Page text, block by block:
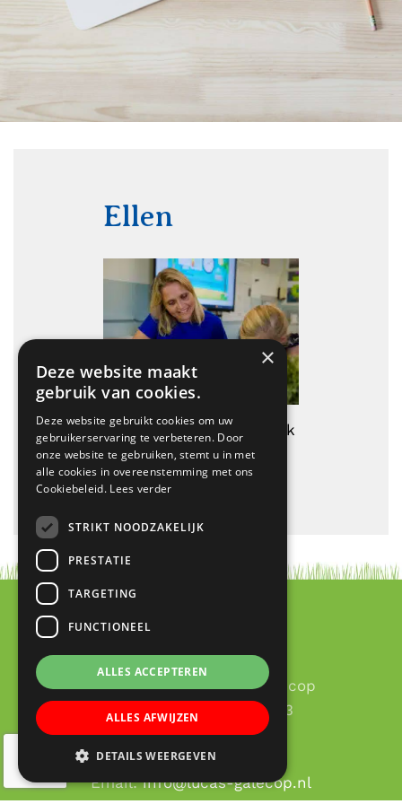
Ellen
Geplaatst onder Home-Ik
leer
Contact
RK Basisschool Lucas Galecop
Aert de Gelderhage 1 - 3
3437 KB Nieuwegein
030 – 60 377 49
Email:info@lucas-galecop.nl
×
Deze website maakt
gebruik van cookies.
Deze website gebruikt cookies om uw
gebruikerservaring te verbeteren. Door
onze website te gebruiken, stemt u in met
alle cookies in overeenstemming met ons
Cookiebeleid. Lees verder
STRIKT NOODZAKELIJK
PRESTATIE
TARGETING
FUNCTIONEEL
ALLES ACCEPTEREN
ALLES AFWIJZEN
DETAILS WEERGEVEN